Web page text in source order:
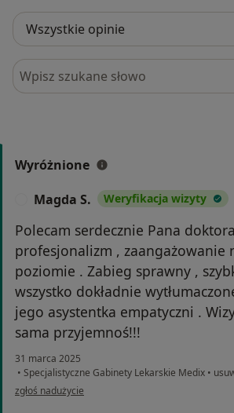
Szukaj w opiniach
Wyróżnione
Magda S. Weryfikacja wizyty
Polecam serdecznie Pana
profesjonalizm , zaangażowanie
poziomie . Zabieg sprawny ,
wszystko dokładnie
jego asystentka empatyczni .
sama przyjemnoś!!!
31 marca 2025
• Specjalistyczne Gabinety Lekarskie Medix •
w opinii użytkownika Magda S.
zgłoś nadużycie